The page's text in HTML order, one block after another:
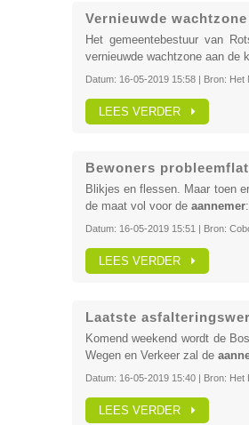
Vernieuwde
Het gemeentebestuur van
vernieuwde wachtzone aan de
Datum: 16-05-2019 15:58| Bron: Het
LEES VERDER
Bewoners
Blikjes en flessen. Maar toen
de maat vol voor de aannemer
Datum: 16-05-2019 15:51 | Bron:
LEES VERDER
Laatste
Komend weekend wordt de
Wegen en Verkeer zal de
Datum: 16-05-2019 15:40| Bron: Het
LEES VERDER